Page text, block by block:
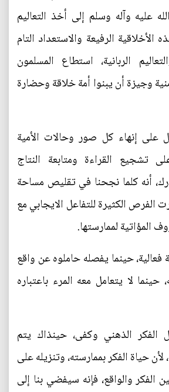
عليه وآله وسلم إلى أخذ التعاليم
الرفيعة والاستعداد التام
الربانية، استطاع المسلمون
وجيزة أن يبنوا أمة خلاقة وحضارة
على إنهاء كل صور وحالات الأمية
تشجيع القراءة ومتابعة النتاج
أنه كلما نجحنا في تقليص مساحة
الفرص الكثيرة للتفاعل الايجابي مع
المؤاتية لممارستها.
فعالية، حينما يفصله حاملوه عن واقع
لا يتعامل معه المرء باعتباره
الفكر الذهني وكفى، حينذاك يتم
حياة الفكر بممارسته، وتنزيله على
الفكر والواقع، فإنه سيفضي بنا إلى